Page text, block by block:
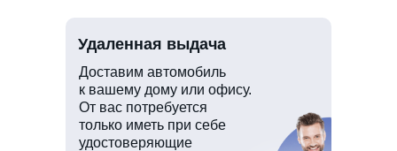
Доставим автомобиль
к вашему дому или офису.
От вас потребуется
только иметь при себе
удостоверяющие
Удаленная выдача